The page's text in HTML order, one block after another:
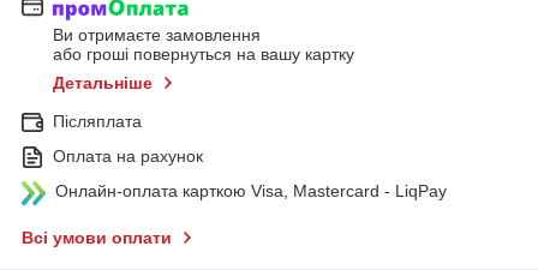
Ви отримаєте замовлення
або гроші повернуться на вашу картку
Детальніше
Післяплата
Оплата на рахунок
Онлайн-оплата карткою Visa, Mastercard - LiqPay
Всі умови оплати